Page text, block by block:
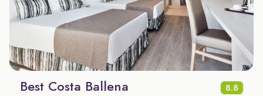
Best Costa Ballena 8.8